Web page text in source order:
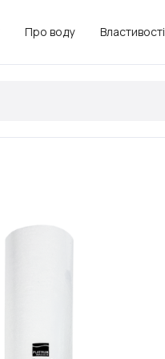
Про воду Властивості